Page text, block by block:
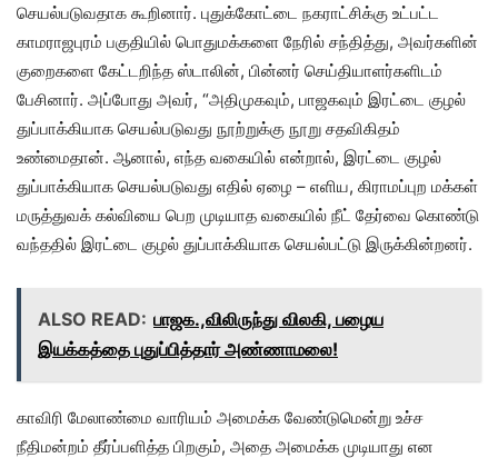
செயல்படுவதாக கூறினார். புதுக்கோட்டை நகராட்சிக்கு உட்பட்ட
காமராஜபுரம் பகுதியில் பொதுமக்களை நேரில் சந்தித்து, அவர்களின்
குறைகளை கேட்டறிந்த ஸ்டாலின், பின்னர் செய்தியாளர்களிடம்
பேசினார். அப்போது அவர், “அதிமுகவும், பாஜகவும் இரட்டை குழல்
துப்பாக்கியாக செயல்படுவது நூற்றுக்கு நூறு சதவிகிதம்
உண்மைதான். ஆனால், எந்த வகையில் என்றால், இரட்டை குழல்
துப்பாக்கியாக செயல்படுவது எதில் ஏழை – எளிய, கிராமப்புற மக்கள்
மருத்துவக் கல்வியை பெற முடியாத வகையில் நீட் தேர்வை கொண்டு
வந்ததில் இரட்டை குழல் துப்பாக்கியாக செயல்பட்டு இருக்கின்றனர்.
ALSO READ: பாஜக.,விலிருந்து விலகி, பழைய
இயக்கத்தை புதுப்பித்தார் அண்ணாமலை!
காவிரி மேலாண்மை வாரியம் அமைக்க வேண்டுமென்று உச்ச
நீதிமன்றம் தீர்ப்பளித்த பிறகும், அதை அமைக்க முடியாது என